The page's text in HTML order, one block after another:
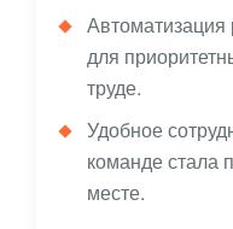
для
труде.
Удобное
команде стала
месте.